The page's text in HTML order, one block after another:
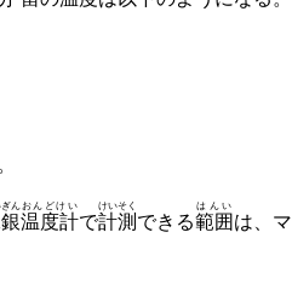
ん
温度計
おんどけい
で計測
けいそく
できる範囲
はんい
は、